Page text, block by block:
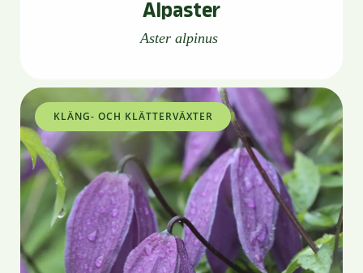
Alpaster
Aster alpinus
KLÄNG- OCH KLÄTTERVÄXTER